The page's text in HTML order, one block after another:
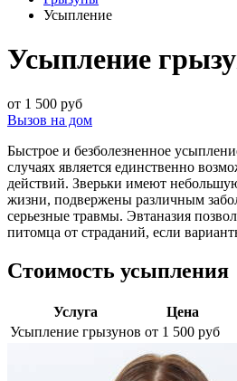
Усыпление
Усыпление
от 1 500 руб
Вызов на дом
Быстрое и безболезненное
случаях является единственно
действий. Зверьки имеют
жизни, подвержены различным
серьезные травмы. Эвтаназия
питомца от страданий, если
Стоимость усыпления
Услуга
Цена
Усыпление грызунов от 1 500 руб